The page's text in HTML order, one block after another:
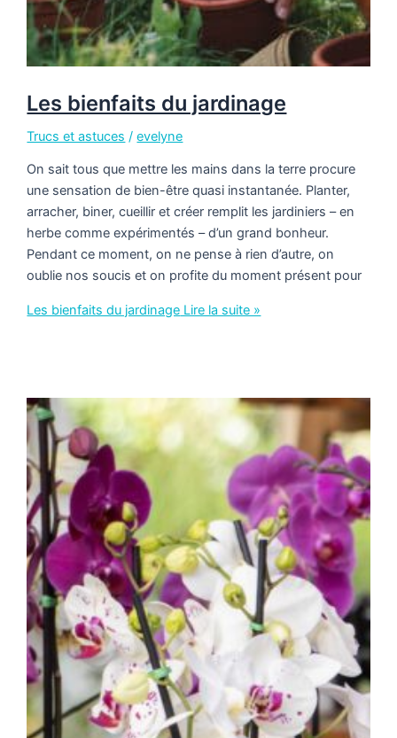
Les bienfaits du jardinage
Trucs et astuces /evelyne
On sait tous que mettre les mains dans la terre procure
une sensation de bien-être quasi instantanée. Planter,
arracher, biner, cueillir et créer remplit les jardiniers – en
herbe comme expérimentés – d’un grand bonheur.
Pendant ce moment, on ne pense à rien d’autre, on
oublie nos soucis et on profite du moment présent pour
Les bienfaits du jardinage Lire la suite »